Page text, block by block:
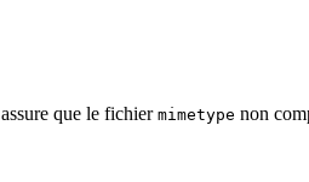
assure que le fichier mimetype non